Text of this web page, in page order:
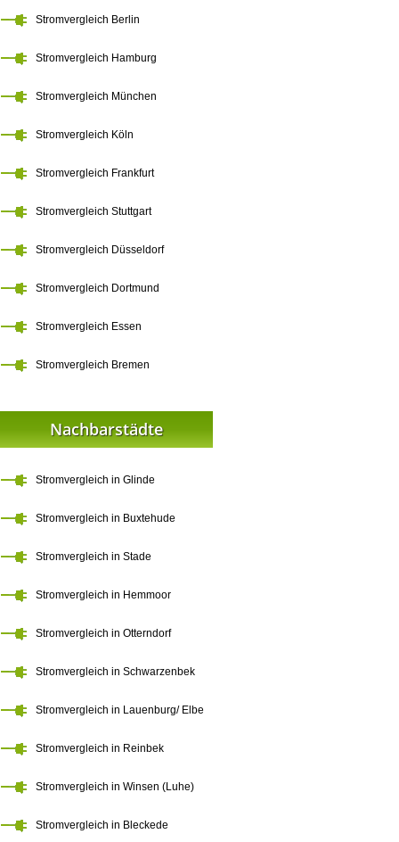
Stromvergleich Berlin
Stromvergleich Hamburg
Stromvergleich München
Stromvergleich Köln
Stromvergleich Frankfurt
Stromvergleich Stuttgart
Stromvergleich Düsseldorf
Stromvergleich Dortmund
Stromvergleich Essen
Stromvergleich Bremen
Nachbarstädte
Stromvergleich in Glinde
Stromvergleich in Buxtehude
Stromvergleich in Stade
Stromvergleich in Hemmoor
Stromvergleich in Otterndorf
Stromvergleich in Schwarzenbek
Stromvergleich in Lauenburg/ Elbe
Stromvergleich in Reinbek
Stromvergleich in Winsen (Luhe)
Stromvergleich in Bleckede